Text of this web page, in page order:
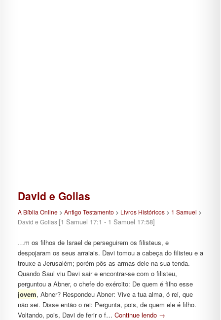
David e Golias
A Bíblia Online> Antigo Testamento > Livros Históricos> 1 Samuel >
David e Golias [1 Samuel 17:1 - 1 Samuel 17:58]
…m os filhos de Israel de perseguirem os filisteus, e
despojaram os seus arraiais. Davi tomou a cabeça do filisteu e a
trouxe a Jerusalém; porém pôs as armas dele na sua tenda.
Quando Saul viu Davi sair e encontrar-se com o filisteu,
perguntou a Abner, o chefe do exército: De quem é filho esse
jovem, Abner? Respondeu Abner: Vive a tua alma, ó rei, que
não sei. Disse então o rei: Pergunta, pois, de quem ele é filho.
Voltando, pois, Davi de ferir o f… Continue lendo →